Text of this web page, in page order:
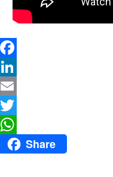
Facebook
LinkedIn
Email
Twitter
WhatsAppShare